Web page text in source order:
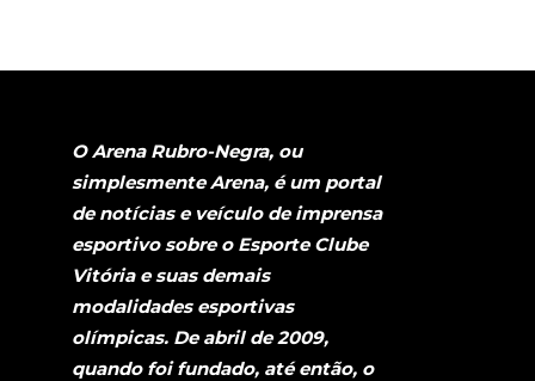
O Arena Rubro-Negra, ou
simplesmente Arena, é um portal
de notícias e veículo de imprensa
esportivo sobre o Esporte Clube
Vitória e suas demais
modalidades esportivas
olímpicas. De abril de 2009,
quando foi fundado, até então, o